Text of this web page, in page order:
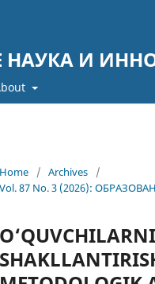
НАУКА И
Home / Archives
/
Vol. 87 No. 3 (2026):